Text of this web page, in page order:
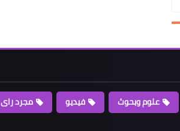
علوم وبحوث فيديو
مجرد راى